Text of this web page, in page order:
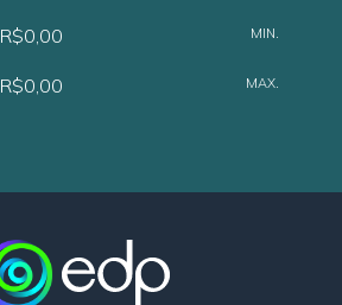
R$0,00 MIN.
R$0,00 MAX.